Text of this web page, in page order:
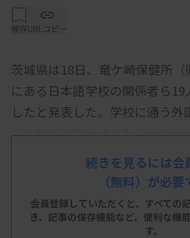
保存URLコピー
茨城県は18日、竜ケ崎保健所
にある日本語学校の関係者ら
したと発表した。学校に通う
月に結核と診断された。接触が
18人に感染が12月上旬までに確
発病した。重症者はおらず、い
ているという。
県によると、男性は学校の健康
続きを見るには会
（無料）が必要
会員登録していただくと、すべての
き、 記事の保存機能など、便利な機
す。